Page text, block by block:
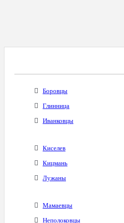
Боровцы
Глинница
Иванковцы
Киселев
Кицмань
Лужаны
Мамаевцы
Неполоковцы